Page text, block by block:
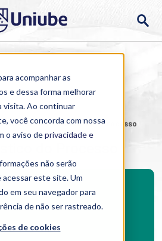
acompanhar as
e dessa forma melhorar
visita. Ao continuar
você concorda com nossa
o aviso deprivacidade e
não serão
este site. Um
em seu navegador para
de não ser rastreado.
de cookies
>Controle Estatístico do Processo
do Processo